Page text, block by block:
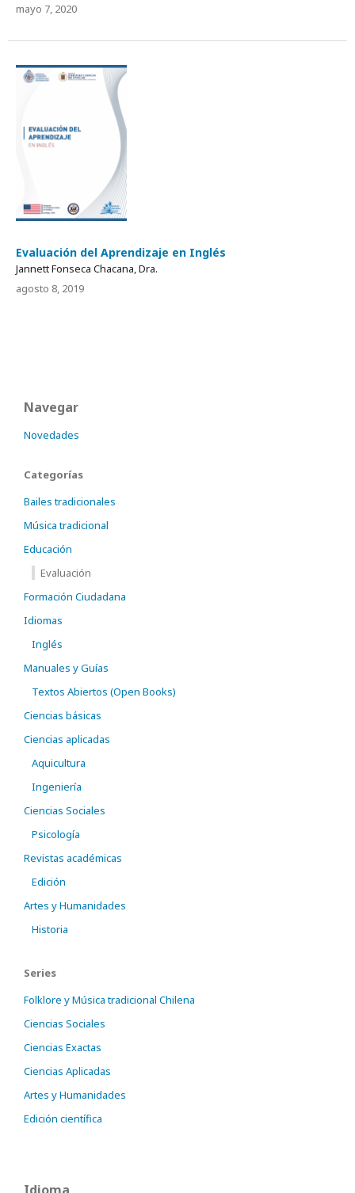
mayo 7, 2020
Evaluación del Aprendizaje en Inglés
Jannett Fonseca Chacana, Dra.
agosto 8, 2019
Navegar
Novedades
Categorías
Bailes tradicionales
Música tradicional
Educación
Evaluación
Formación Ciudadana
Idiomas
Inglés
Manuales y Guías
Textos Abiertos (Open Books)
Ciencias básicas
Ciencias aplicadas
Aquicultura
Ingeniería
Ciencias Sociales
Psicología
Revistas académicas
Edición
Artes y Humanidades
Historia
Series
Folklore y Música tradicional Chilena
Ciencias Sociales
Ciencias Exactas
Ciencias Aplicadas
Artes y Humanidades
Edición científica